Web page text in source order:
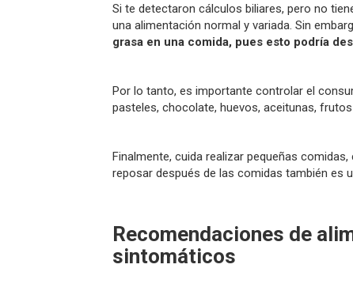
Si te detectaron cálculos biliares, pero no
una alimentación normal y variada. Sin
grasa en una comida, pues esto podría
Por lo tanto, es importante controlar el
pasteles, chocolate, huevos, aceitunas,
Finalmente, cuida realizar pequeñas
reposar después de las comidas también es
Recomendaciones de
sintomáticos